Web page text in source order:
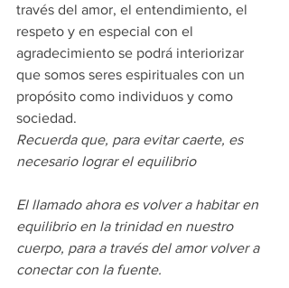
través del amor, el entendimiento, el
respeto y en especial con el
agradecimiento se podrá interiorizar
que somos seres espirituales con un
propósito como individuos y como
sociedad.
Recuerda que, para evitar caerte, es
necesario lograr el equilibrio
El llamado ahora es volver a habitar en
equilibrio en la trinidad en nuestro
cuerpo, para a través del amor volver a
conectar con la fuente.